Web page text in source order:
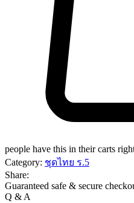
people have this in their carts
Category: ชุดไทย ร.5
Share:
Guaranteed safe & secure
Q & A